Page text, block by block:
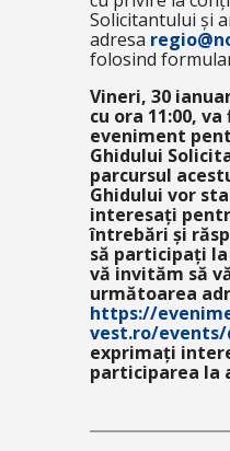
Solicitantului și
adresa
folosind
Vineri, 30
cu ora 11:00,
eveniment
Ghidului
parcursul
Ghidului vor
interesați
întrebări și
să participați
vă invităm să
următoarea
https://
vest.ro/events/
exprimați
participarea la